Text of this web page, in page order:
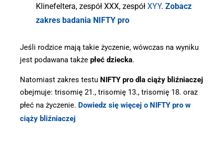
Klinefeltera, zespół XXX, zespół XYY. Zobacz
zakres badania NIFTY pro
Jeśli rodzice mają takie życzenie, wówczas na wyniku
jest podawana także płeć dziecka.
Natomiast zakres testu NIFTY pro dla ciąży bliźniaczej
obejmuje: trisomię 21., trisomię 13., trisomię 18. oraz
płeć na życzenie. Dowiedz się więcej o NIFTY pro w
ciąży bliźniaczej